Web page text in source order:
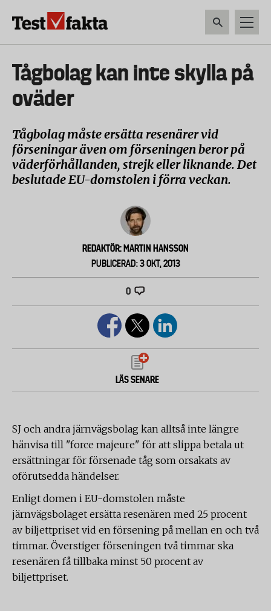
Huvudmeny
ny
HEM & HUSHÅLL VERKTYG &
Tågbolag kan inte skylla på
oväder
Tågbolag måste ersätta resenärer vid
förseningar även om förseningen beror på
väderförhållanden, strejk eller liknande. Det
beslutade EU-domstolen i förra veckan.
REDAKTÖR: MARTIN HANSSON
PUBLICERAD: 3 OKT, 2013
0
LÄS SENARE
SJ och andra järnvägsbolag kan alltså inte längre
hänvisa till "force majeure" för att slippa betala ut
ersättningar för försenade tåg som orsakats av
oförutsedda händelser.
Enligt domen i EU-domstolen måste
järnvägsbolaget ersätta resenären med 25 procent
av biljettpriset vid en försening på mellan en och två
timmar. Överstiger förseningen två timmar ska
resenären få tillbaka minst 50 procent av
biljettpriset.